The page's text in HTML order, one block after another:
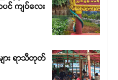
င် ကျပ်လေး
ျား ရာသီတုတ်